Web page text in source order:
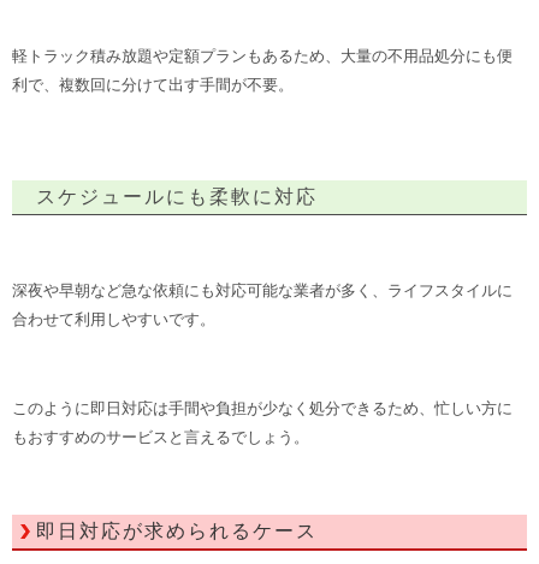
軽トラック積み放題や定額プランもあるため、大量の不用品処分にも便
利で、複数回に分けて出す手間が不要。
スケジュールにも柔軟に対応
深夜や早朝など急な依頼にも対応可能な業者が多く、ライフスタイルに
合わせて利用しやすいです。
このように即日対応は手間や負担が少なく処分できるため、忙しい方に
もおすすめのサービスと言えるでしょう。
即日対応が求められるケース